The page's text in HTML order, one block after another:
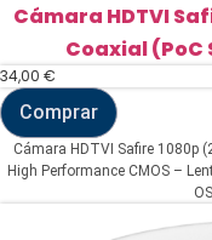
Cámara HDTVI
Coaxial (PoC
34,00 €
Cámara
HDTVI
Safire
1080p
(25FPS)
Comprar
Cámara HDTVI Safire 1080p
High Performance CMOS –